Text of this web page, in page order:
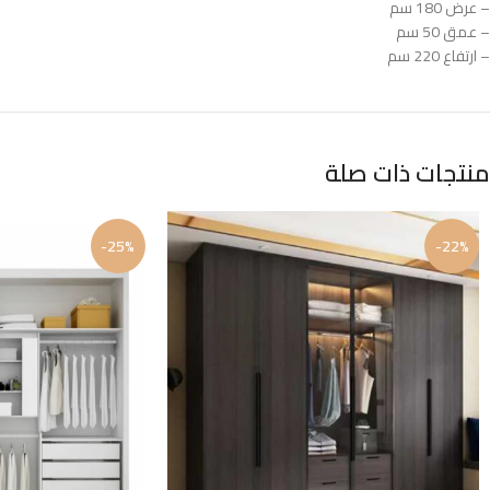
– عرض 180 سم
– عمق 50 سم
– ارتفاع 220 سم
منتجات ذات صلة
-22%
-25%